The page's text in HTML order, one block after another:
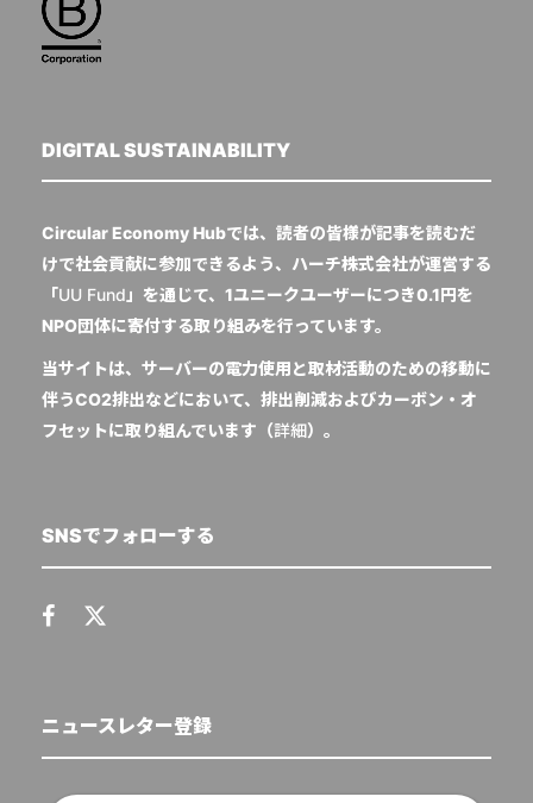
DIGITAL SUSTAINABILITY
Circular Economy Hubでは、読者の皆様が記事を読むだ
けで社会貢献に参加できるよう、ハーチ株式会社が運営する
「UU Fund 」を通じて、1ユニークユーザーにつき0.1円を
NPO団体に寄付する取り組みを行っています。
当サイトは、サーバーの電力使用と取材活動のための移動に
伴うCO2排出などにおいて、排出削減およびカーボン・オ
フセットに取り組んでいます（詳細）。
SNSでフォローする
ニュースレター登録